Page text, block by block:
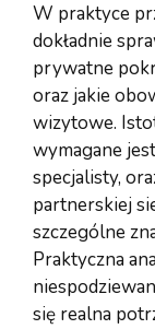
W praktyce
dokładnie
prywatne
oraz jakie
wizytowe.
wymagane
specjalisty,
partnerskiej
szczególne
Praktyczna
się realna